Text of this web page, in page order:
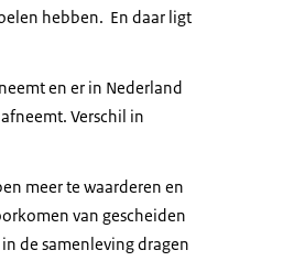
hebben. En daar ligt
en er in Nederland
Verschil in
meer te waarderen en
van gescheiden
de samenleving dragen